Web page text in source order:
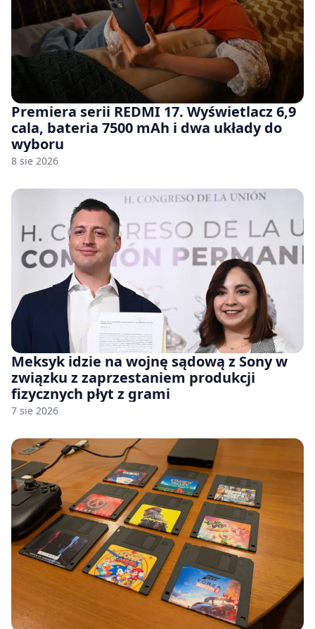
Premiera serii REDMI 17. Wyświetlacz 6,9
cala, bateria 7500 mAh i dwa układy do
wyboru
8 sie 2026
Meksyk idzie na wojnę sądową z Sony w
związku z zaprzestaniem produkcji
fizycznych płyt z grami
7 sie 2026